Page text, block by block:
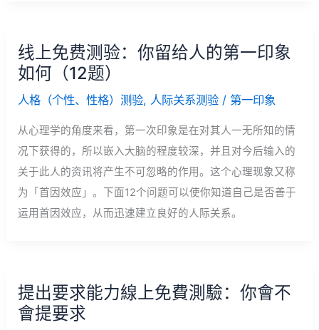
线上免费测验：你留给人的第一印象
如何（12题）
人格（个性、性格）测验, 人际关系测验 / 第一印象
从心理学的角度来看，第一次印象是在对其人一无所知的情
况下获得的，所以嵌入大脑的程度较深，并且对今后输入的
关于此人的资讯将产生不可忽略的作用。这个心理现象又称
为「首因效应」。下面12个问题可以使你知道自己是否善于
运用首因效应，从而迅速建立良好的人际关系。
提出要求能力線上免費測驗：你會不
會提要求